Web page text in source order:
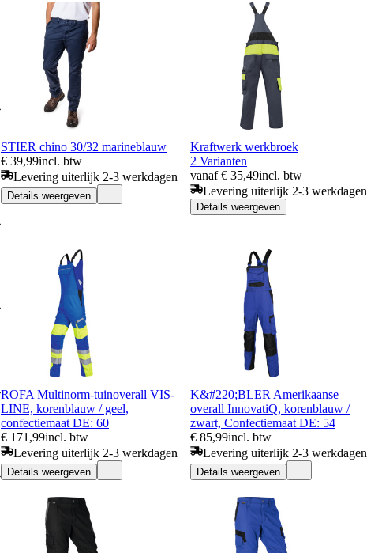
STIER chino 30/32 marineblauw
€ 39,99incl. btw
Levering uiterlijk 2-3 werkdagen
Details weergeven
Kraftwerk werkbroek
2 Varianten
vanaf € 35,49incl. btw
Levering uiterlijk 2-3 werkdagen
Details weergeven
ROFA Multinorm-tuinoverall VIS-
LINE, korenblauw / geel,
confectiemaat DE: 60
€ 171,99incl. btw
Levering uiterlijk 2-3 werkdagen
Details weergeven
K&#220;BLER Amerikaanse
overall InnovatiQ, korenblauw /
zwart, Confectiemaat DE: 54
€ 85,99incl. btw
Levering uiterlijk 2-3 werkdagen
Details weergeven